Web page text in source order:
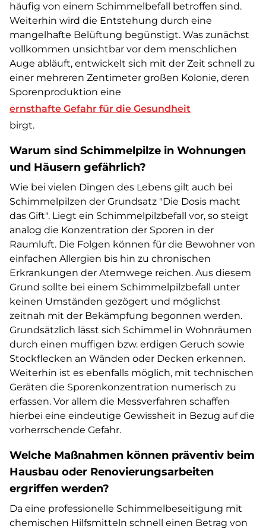
häufig von einem Schimmelbefall betroffen sind.
Weiterhin wird die Entstehung durch eine
mangelhafte Belüftung begünstigt. Was zunächst
vollkommen unsichtbar vor dem menschlichen
Auge abläuft, entwickelt sich mit der Zeit schnell zu
einer mehreren Zentimeter großen Kolonie, deren
Sporenproduktion eine
ernsthafte Gefahr für die Gesundheit
birgt.
Warum sind Schimmelpilze in Wohnungen
und Häusern gefährlich?
Wie bei vielen Dingen des Lebens gilt auch bei
Schimmelpilzen der Grundsatz "Die Dosis macht
das Gift". Liegt ein Schimmelpilzbefall vor, so steigt
analog die Konzentration der Sporen in der
Raumluft. Die Folgen können für die Bewohner von
einfachen Allergien bis hin zu chronischen
Erkrankungen der Atemwege reichen. Aus diesem
Grund sollte bei einem Schimmelpilzbefall unter
keinen Umständen gezögert und möglichst
zeitnah mit der Bekämpfung begonnen werden.
Grundsätzlich lässt sich Schimmel in Wohnräumen
durch einen muffigen bzw. erdigen Geruch sowie
Stockflecken an Wänden oder Decken erkennen.
Weiterhin ist es ebenfalls möglich, mit technischen
Geräten die Sporenkonzentration numerisch zu
erfassen. Vor allem die Messverfahren schaffen
hierbei eine eindeutige Gewissheit in Bezug auf die
vorherrschende Gefahr.
Welche Maßnahmen können präventiv beim
Hausbau oder Renovierungsarbeiten
ergriffen werden?
Da eine professionelle Schimmelbeseitigung mit
chemischen Hilfsmitteln schnell einen Betrag von